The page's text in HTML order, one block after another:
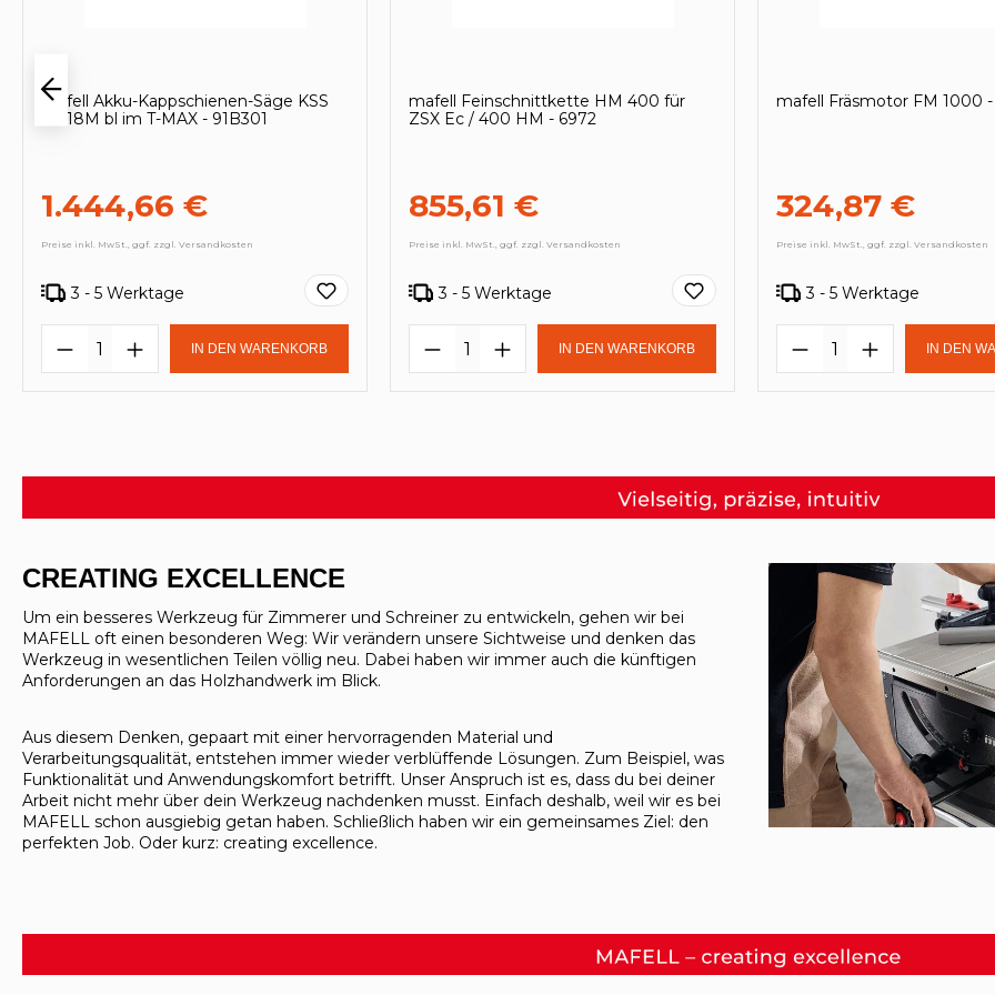
mafell Akku-Kappschienen-Säge KSS
40 18M bl im T-MAX - 91B301
1.444,66 €
Preise inkl. MwSt., ggf. zzgl. Versandkosten
3 - 5 Werktage
Produkt Anzahl: Gib den gewünschten Wert ein oder benutze die
IN DEN WARENKORB
mafell Feinschnittkette HM 400 für
ZSX Ec / 400 HM - 6972
855,61 €
Preise inkl. MwSt., ggf. zzgl. Versandkosten
3 - 5 Werktage
Produkt Anzahl: Gib den gewünschten
IN DEN WARENKORB
mafell Fräsmotor FM 1000
324,87 €
Preise inkl. MwSt., ggf. zzgl. Versandkosten
3 - 5 Werktage
Produkt IN DEN
CREATING EXCELLENCE
Um ein besseres Werkzeug für Zimmerer und Schreiner zu entwickeln, gehen wir bei
MAFELL oft einen besonderen Weg: Wir verändern unsere Sichtweise und denken das
Werkzeug in wesentlichen Teilen völlig neu. Dabei haben wir immer auch die künftigen
Anforderungen an das Holzhandwerk im Blick.
Aus diesem Denken, gepaart mit einer hervor­ragenden Material­ und
Verarbeitungsqualität, entstehen immer wieder verblüffende Lösungen. Zum Beispiel, was
Funktionalität und Anwen­dungskomfort betrifft. Unser Anspruch ist es, dass du bei deiner
Arbeit nicht mehr über dein Werkzeug nachdenken musst. Einfach deshalb, weil wir es bei
MAFELL schon ausgiebig getan haben. Schließlich haben wir ein gemeinsames Ziel: den
perfekten Job. Oder kurz: creating excellence.